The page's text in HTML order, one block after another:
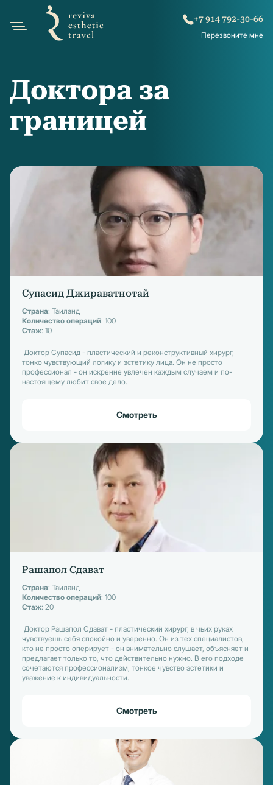
+7 914 792-30-66
Перезвоните мне
Доктора за
границей
Супасид Джираватнотай
Страна: Таиланд
Количество операций: 100
Стаж: 10
Доктор Супасид - пластический и реконструктивный хирург,
тонко чувствующий логику и эстетику лица. Он не просто
профессионал - он искренне увлечен каждым случаем и по-
настоящему любит свое дело.
Смотреть
Рашапол Сдават
Страна: Таиланд
Количество операций: 100
Стаж: 20
Доктор Рашапол Сдават - пластический хирург, в чьих руках
чувствуешь себя спокойно и уверенно. Он из тех специалистов,
кто не просто оперирует - он внимательно слушает, объясняет и
предлагает только то, что действительно нужно. В его подходе
сочетаются профессионализм, тонкое чувство эстетики и
уважение к индивидуальности.
Смотреть